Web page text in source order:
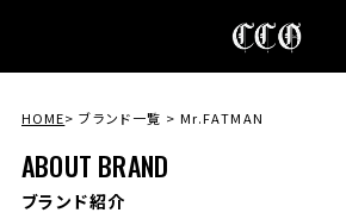
HOME ブランド一覧 Mr.FATMAN
ABOUT BRAND
ブランド紹介